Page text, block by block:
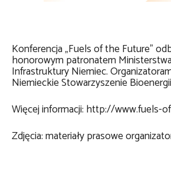
Konferencja „Fuels of the Future”
honorowym patronatem
Infrastruktury Niemiec.
Niemieckie Stowarzyszenie
Więcej informacji: http://www.fuels-
Zdjęcia: materiały prasowe